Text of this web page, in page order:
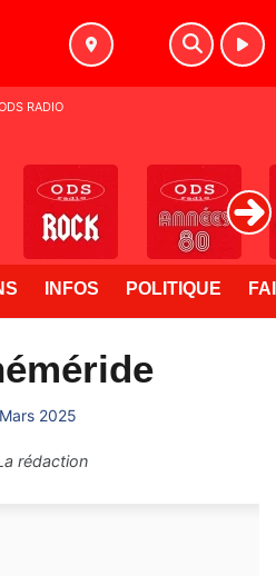
INFOS POLITIQUE
2025
rédaction
RADIO